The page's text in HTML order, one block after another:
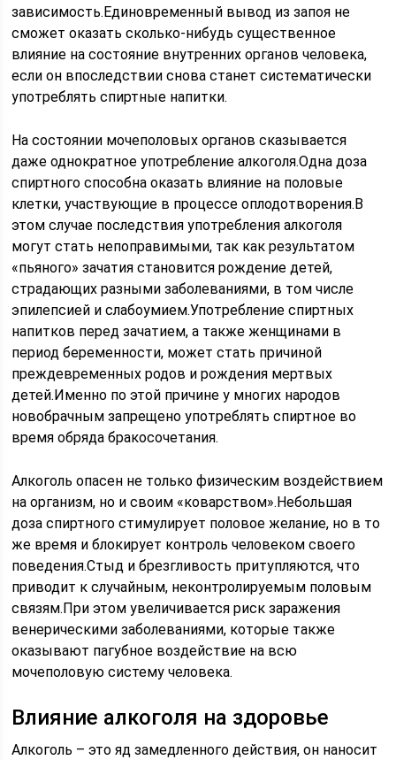
зависимость.Единовременный вывод из запоя не
сможет оказать сколько-нибудь существенное
влияние на состояние внутренних органов человека,
если он впоследствии снова станет систематически
употреблять спиртные напитки.
На состоянии мочеполовых органов сказывается
даже однократное употребление алкоголя.Одна доза
спиртного способна оказать влияние на половые
клетки, участвующие в процессе оплодотворения.В
этом случае последствия употребления алкоголя
могут стать непоправимыми, так как результатом
«пьяного» зачатия становится рождение детей,
страдающих разными заболеваниями, в том числе
эпилепсией и слабоумием.Употребление спиртных
напитков перед зачатием, а также женщинами в
период беременности, может стать причиной
преждевременных родов и рождения мертвых
детей.Именно по этой причине у многих народов
новобрачным запрещено употреблять спиртное во
время обряда бракосочетания.
Алкоголь опасен не только физическим воздействием
на организм, но и своим «коварством».Небольшая
доза спиртного стимулирует половое желание, но в то
же время и блокирует контроль человеком своего
поведения.Стыд и брезгливость притупляются, что
приводит к случайным, неконтролируемым половым
связям.При этом увеличивается риск заражения
венерическими заболеваниями, которые также
оказывают пагубное воздействие на всю
мочеполовую систему человека.
Влияние алкоголя на здоровье
Алкоголь – это яд замедленного действия, он наносит